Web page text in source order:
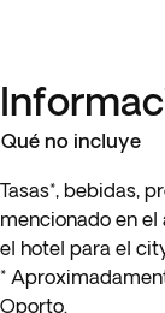
Qué no incluye
Tasas*, bebidas,
mencionado en el
el hotel para el
*
Oporto.